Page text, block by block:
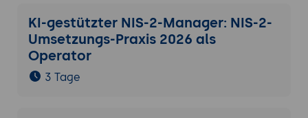
KI-gestützter NIS-2-Manager: NIS-2-
Umsetzungs-Praxis 2026 als
Operator
3 Tage